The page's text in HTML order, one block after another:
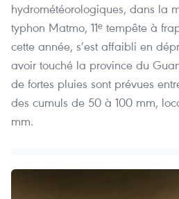
hydrométéorologiques, dans la
typhon Matmo, 11ᵉ tempête à
cette année, s’est affaibli en
avoir touché la province du
de fortes pluies sont prévues
des cumuls de 50 à 100 mm,
mm.